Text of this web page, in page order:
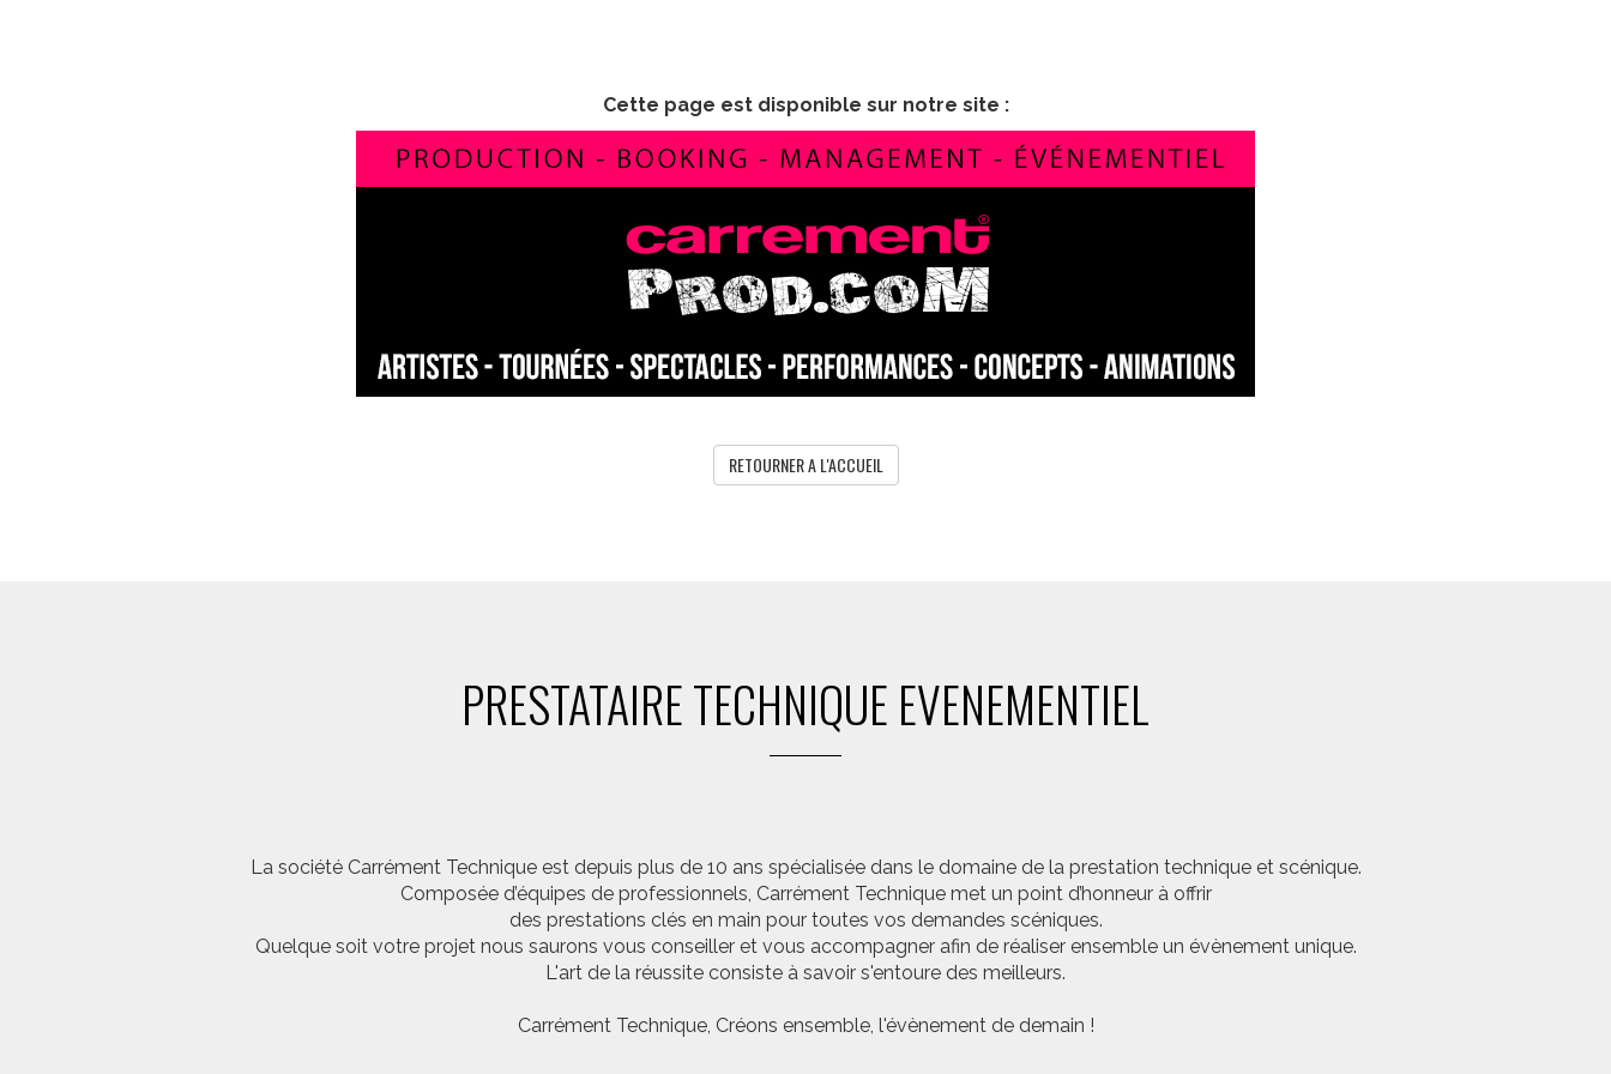
Cette page est disponible sur notre site :
RETOURNER A L'ACCUEIL
PRESTATAIRE TECHNIQUE EVENEMENTIEL
La société Carrément Technique est depuis plus de 10 ans spécialisée dans le domaine de la prestation technique et scénique.
Composée d’équipes de professionnels, Carrément Technique met un point d’honneur à offrir
des prestations clés en main pour toutes vos demandes scéniques.
Quelque soit votre projet nous saurons vous conseiller et vous accompagner afin de réaliser ensemble un évènement unique.
L'art de la réussite consiste à savoir s'entoure des meilleurs.
Carrément Technique, Créons ensemble, l'évènement de demain !